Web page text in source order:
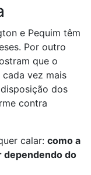
e Pequim têm
Por outro
que o
vez mais
dos
contra
calar: como a
dependendo do